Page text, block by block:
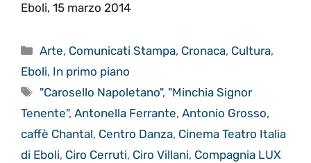
Eboli, 15 marzo 2014
Categorie
Arte, Comunicati Stampa, Cronaca, Cultura,
Eboli, In primo piano
Tag
"Carosello Napoletano", "Minchia Signor
Tenente", Antonella Ferrante, Antonio Grosso,
caffè Chantal, Centro Danza, Cinema Teatro Italia
di Eboli, Ciro Cerruti, Ciro Villani, Compagnia LUX